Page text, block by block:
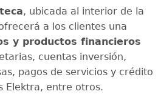
, ubicada al interior de la
a los clientes una
y productos financieros
cuentas inversión,
pagos de servicios y crédito
Elektra, entre otros.